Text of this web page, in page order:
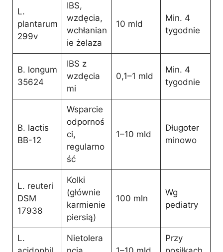
L.
plantarum
299v
IBS,
wzdęcia,
wchłanian
ie żelaza
10 mld
Min. 4
tygodnie
B. longum
35624
IBS z
wzdęcia
mi
0,1–1 mld
Min. 4
tygodnie
B. lactis
BB-12
Wsparcie
odpornoś
ci,
regularno
ść
1–10 mld
Długoter
minowo
L. reuteri
DSM
17938
Kolki
(głównie
karmienie
piersią)
100 mln
Wg
pediatry
L.
Nietolera
Przy